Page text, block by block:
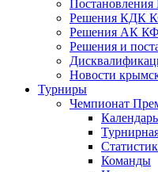
Решения КДК
Решения АК
Решения и
Новости
Турниры
Чемпионат
Команды